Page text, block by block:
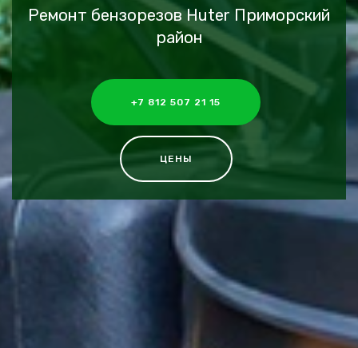
Ремонт бензорезов Huter Приморский
район
+7 812 507 21 15
ЦЕНЫ